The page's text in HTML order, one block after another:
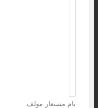
نام مستعار مولف